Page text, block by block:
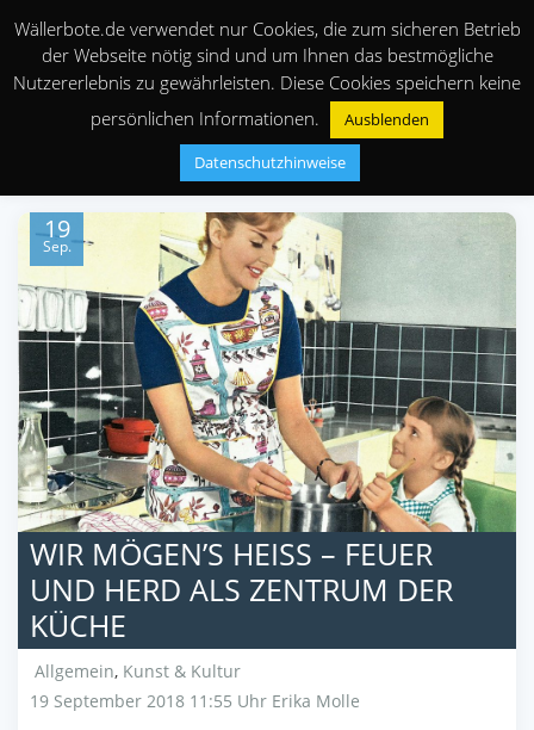
19
Sep.
WIR MÖGEN’S HEISS – FEUER U
ND HERD ALS ZENTRUM DER K
ÜCHE
Allgemein, Kunst & Kultur
19 September 2018 11:55 Uhr Erika Molle
Wällerbote.de verwendet nur Cookies, die zum sicheren Betrieb
der Webseite nötig sind und um Ihnen das bestmögliche
Nutzererlebnis zu gewährleisten. Diese Cookies speichern keine
persönlichen Informationen.
Ausblenden
Datenschutzhinweise